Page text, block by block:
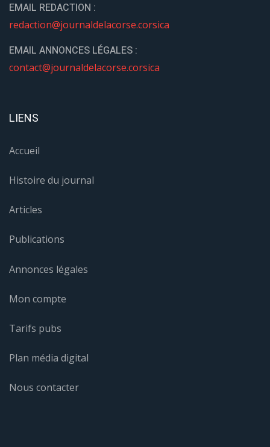
EMAIL REDACTION :
redaction@journaldelacorse.corsica
EMAIL ANNONCES LÉGALES :
contact@journaldelacorse.corsica
LIENS
Accueil
Histoire du journal
Articles
Publications
Annonces légales
Mon compte
Tarifs pubs
Plan média digital
Nous contacter